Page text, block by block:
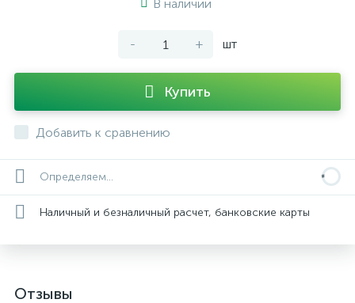
В наличии
- + шт
Купить
Добавить к сравнению
Определяем...
Наличный и безналичный расчет, банковские карты
Отзывы